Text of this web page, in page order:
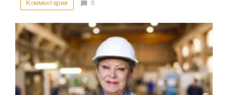
Комментарии 0